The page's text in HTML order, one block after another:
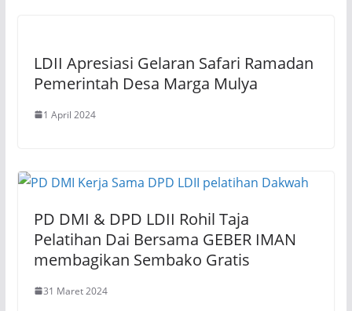
LDII Apresiasi Gelaran Safari Ramadan
Pemerintah Desa Marga Mulya
1 April 2024
PD DMI & DPD LDII Rohil Taja
Pelatihan Dai Bersama GEBER IMAN
membagikan Sembako Gratis
31 Maret 2024